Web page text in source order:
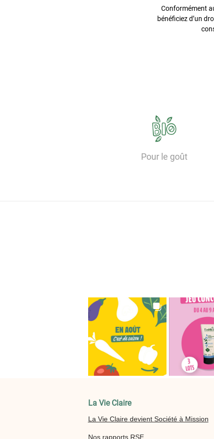
Conformément
bénéficiez d’un
Pour le goût
La Vie Claire
La Vie Claire devient Société à Mission
Nos rapports RSE